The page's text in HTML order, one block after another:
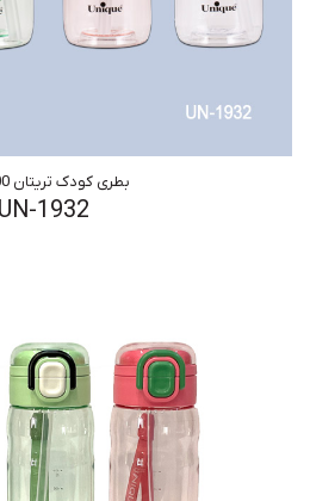
بطری کودک تریتان 600 میل
UN-1932